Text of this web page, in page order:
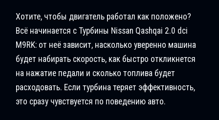
Хотите, чтобы двигатель работал как положено?
Всё начинается с Турбины Nissan Qashqai 2.0 dci
M9RK: от неё зависит, насколько уверенно машина
будет набирать скорость, как быстро откликнется
на нажатие педали и сколько топлива будет
расходовать. Если турбина теряет эффективность,
это сразу чувствуется по поведению авто.